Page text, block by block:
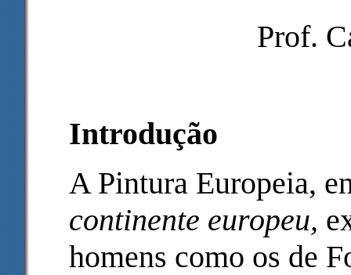
Prof.
Introdução
A Pintura Europeia,
continente europeu,
homens como os de